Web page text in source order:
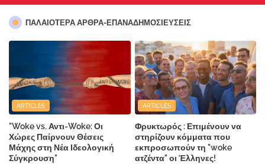
ΠΑΛΑΙΟΤΕΡΑ ΑΡΘΡΑ-ΕΠΑΝΑΔΗΜΟΣΙΕΥΣΕΙΣ
ARTICLES
"Woke vs. Αντι-Woke: Οι
Χώρες Παίρνουν Θέσεις
Μάχης στη Νέα Ιδεολογική
Σύγκρουση"
ARTICLES
Φρυκτωρός : Επιμένουν να
στηρίζουν κόμματα που
εκπροσωπούν τη "woke
ατζέντα" οι Έλληνες!